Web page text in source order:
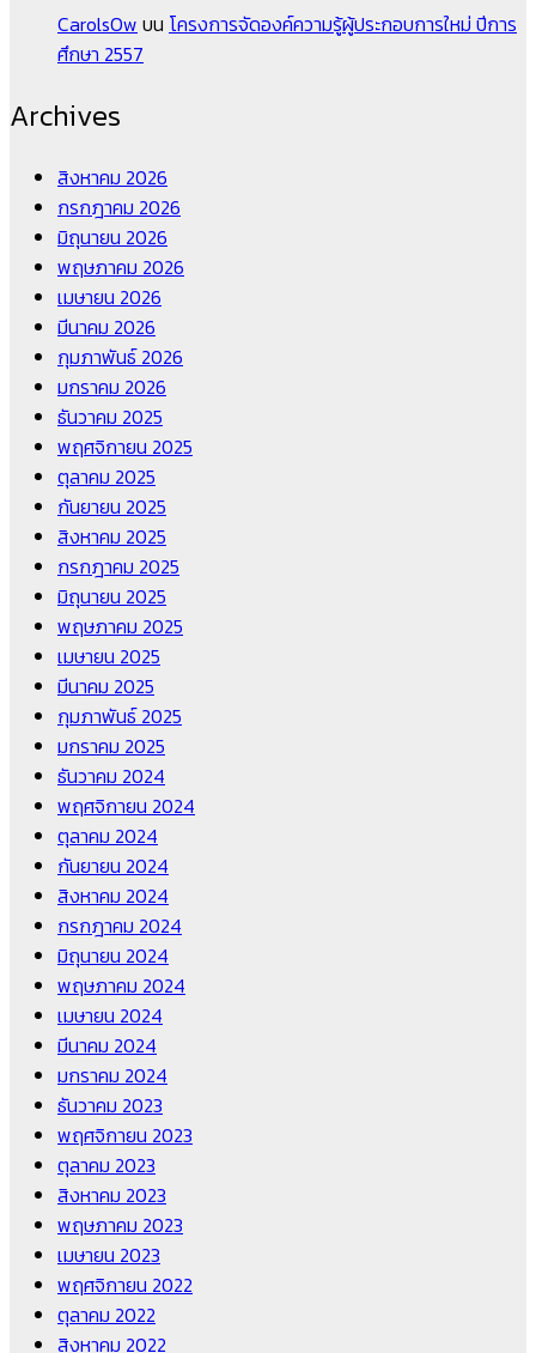
CarolsOw บน โครงการจัดองค์ความรู้ผู้ประกอบการใหม่ ปีการ
ศึกษา 2557
Archives
สิงหาคม 2026
กรกฎาคม 2026
มิถุนายน 2026
พฤษภาคม 2026
เมษายน 2026
มีนาคม 2026
กุมภาพันธ์ 2026
มกราคม 2026
ธันวาคม 2025
พฤศจิกายน 2025
ตุลาคม 2025
กันยายน 2025
สิงหาคม 2025
กรกฎาคม 2025
มิถุนายน 2025
พฤษภาคม 2025
เมษายน 2025
มีนาคม 2025
กุมภาพันธ์ 2025
มกราคม 2025
ธันวาคม 2024
พฤศจิกายน 2024
ตุลาคม 2024
กันยายน 2024
สิงหาคม 2024
กรกฎาคม 2024
มิถุนายน 2024
พฤษภาคม 2024
เมษายน 2024
มีนาคม 2024
มกราคม 2024
ธันวาคม 2023
พฤศจิกายน 2023
ตุลาคม 2023
สิงหาคม 2023
พฤษภาคม 2023
เมษายน 2023
พฤศจิกายน 2022
ตุลาคม 2022
สิงหาคม 2022